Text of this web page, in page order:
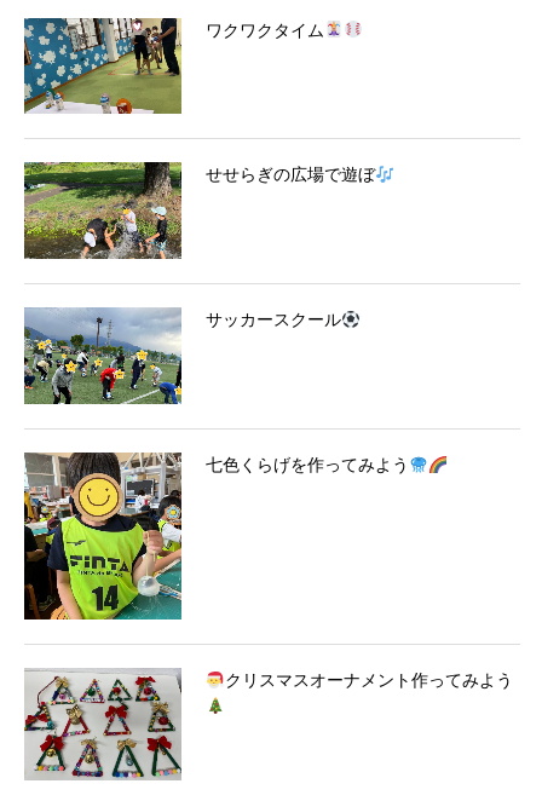
ワクワクタイム
せせらぎの広場で遊ぼ
サッカースクール
七色くらげを作ってみよう
クリスマスオーナメント作ってみよう